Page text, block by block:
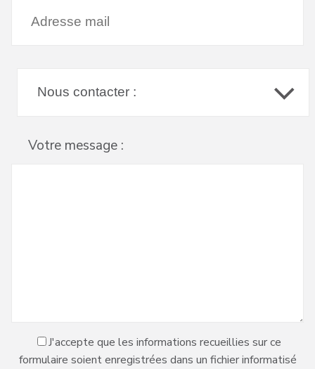
Votre message :
J'accepte que les informations recueillies sur ce
formulaire soient enregistrées dans un fichier informatisé